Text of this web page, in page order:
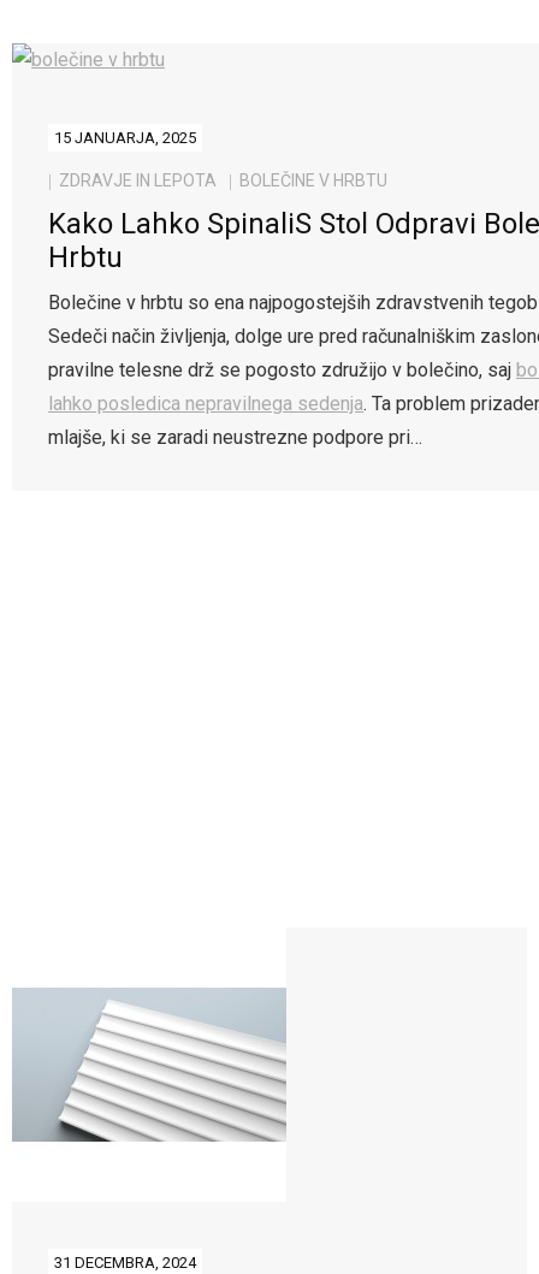
15 JANUARJA, 2025
ZDRAVJE IN LEPOTA BOLEČINE V HRBTU
Kako Lahko SpinaliS Stol Odpravi
Hrbtu
Bolečine v hrbtu so ena najpogostejših zdravstvenih
Sedeči način življenja, dolge ure pred računalniškim
pravilne telesne drž se pogosto združijo v bolečino, saj
lahko posledica nepravilnega sedenja. Ta problem
mlajše, ki se zaradi neustrezne podpore pri…
31 DECEMBRA, 2024